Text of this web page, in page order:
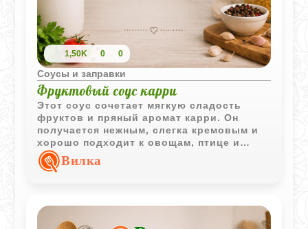
1,50K 0 0
Соусы и заправки
Фруктовый соус карри
Этот соус сочетает мягкую сладость
фруктов и пряный аромат карри. Он
получается нежным, слегка кремовым и
хорошо подходит к овощам, птице и
рису.Вилка